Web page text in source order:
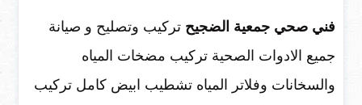
فني صحي جمعية الضجيح تركيب وتصليح و صيانة
جميع الادوات الصحية تركيب مضخات المياه
والسخانات وفلاتر المياه تشطيب ابيض كامل تركيب